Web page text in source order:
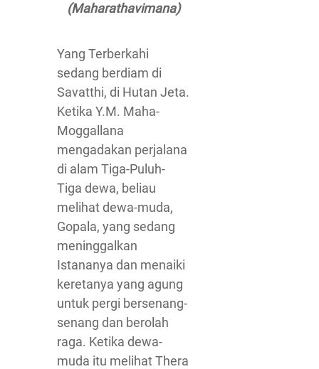
(Maharathavimana)
Yang Terberkahi
sedang berdiam di
Savatthi, di Hutan Jeta.
Ketika Y.M. Maha-
Moggallana
mengadakan perjalana
di alam Tiga-Puluh-
Tiga dewa, beliau
melihat dewa-muda,
Gopala, yang sedang
meninggalkan
Istananya dan menaiki
keretanya yang agung
untuk pergi bersenang-
senang dan berolah
raga. Ketika dewa-
muda itu melihat Thera